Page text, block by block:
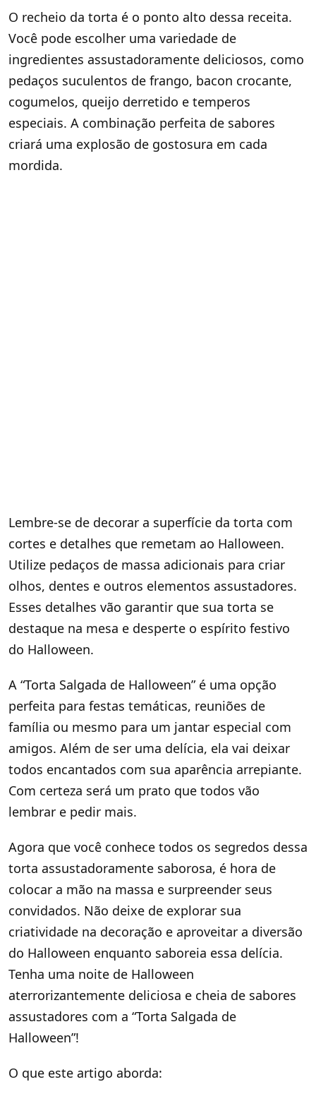
O recheio da torta é o ponto alto dessa receita.
Você pode escolher uma variedade de
ingredientes assustadoramente deliciosos, como
pedaços suculentos de frango, bacon crocante,
cogumelos, queijo derretido e temperos
especiais. A combinação perfeita de sabores
criará uma explosão de gostosura em cada
mordida.
Lembre-se de decorar a superfície da torta com
cortes e detalhes que remetam ao Halloween.
Utilize pedaços de massa adicionais para criar
olhos, dentes e outros elementos assustadores.
Esses detalhes vão garantir que sua torta se
destaque na mesa e desperte o espírito festivo
do Halloween.
A “Torta Salgada de Halloween” é uma opção
perfeita para festas temáticas, reuniões de
família ou mesmo para um jantar especial com
amigos. Além de ser uma delícia, ela vai deixar
todos encantados com sua aparência arrepiante.
Com certeza será um prato que todos vão
lembrar e pedir mais.
Agora que você conhece todos os segredos dessa
torta assustadoramente saborosa, é hora de
colocar a mão na massa e surpreender seus
convidados. Não deixe de explorar sua
criatividade na decoração e aproveitar a diversão
do Halloween enquanto saboreia essa delícia.
Tenha uma noite de Halloween
aterrorizantemente deliciosa e cheia de sabores
assustadores com a “Torta Salgada de
Halloween”!
O que este artigo aborda: